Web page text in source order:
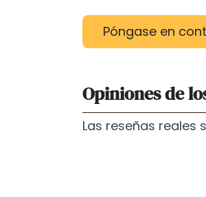
Póngase en
Opiniones de
Las reseñas reales